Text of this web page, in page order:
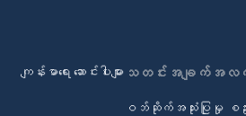
ကျန်းမာရေး ဆောင်းပါးများသတင်းအချက်အလ
ဝဘ်ဆိုက်အသုံးပြုမှု စည်းမ